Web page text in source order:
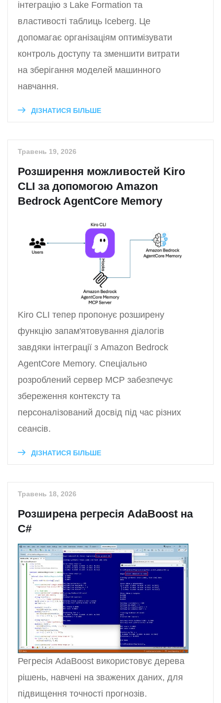
інтеграцію з Lake Formation та
властивості таблиць Iceberg. Це
допомагає організаціям оптимізувати
контроль доступу та зменшити витрати
на зберігання моделей машинного
навчання.
ДІЗНАТИСЯ БІЛЬШЕ
Травень 19, 2026
Розширення можливостей Kiro
CLI за допомогою Amazon
Bedrock AgentCore Memory
Kiro CLI тепер пропонує розширену
функцію запам'ятовування діалогів
завдяки інтеграції з Amazon Bedrock
AgentCore Memory. Спеціально
розроблений сервер MCP забезпечує
збереження контексту та
персоналізований досвід під час різних
сеансів.
ДІЗНАТИСЯ БІЛЬШЕ
Травень 18, 2026
Розширена регресія AdaBoost на
C#
Регресія AdaBoost використовує дерева
рішень, навчені на зважених даних, для
підвищення точності прогнозів.